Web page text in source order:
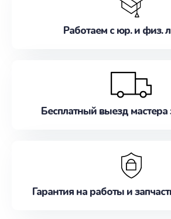
Работаем с юр. и физ.
Бесплатный выезд мастера
Гарантия на работы и